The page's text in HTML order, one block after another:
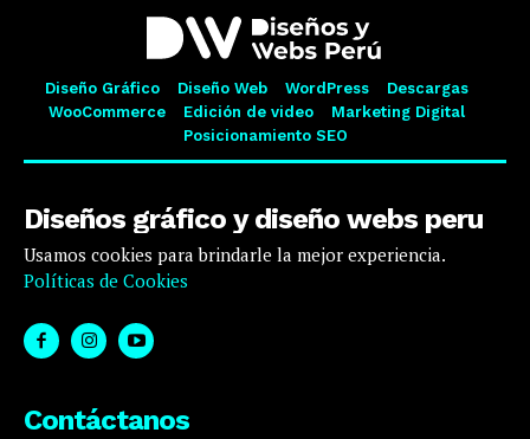
Diseño Gráfico Diseño Web WordPress
Descargas
WooCommerce
Edición de video
Marketing Digital
Posicionamiento SEO
Diseños gráfico y diseño webs peru
Usamos cookies para brindarle la mejor experiencia.
Políticas de Cookies
Contáctanos